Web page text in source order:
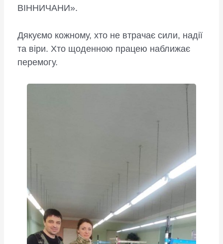
ВІННИЧАНИ».
Дякуємо кожному, хто не втрачає сили, надії
та віри. Хто щоденною працею наближає
перемогу.